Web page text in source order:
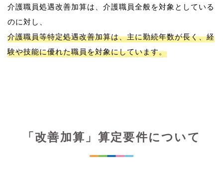
介護職員処遇改善加算は、介護職員全般を対象としている
介護職員等特定処遇改善加算は、主に勤続年数が長く、経
験や技能に優れた職員を対象にしています。
「改善加算」算定要件について